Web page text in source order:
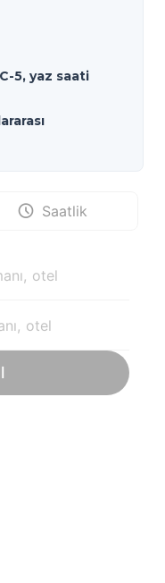
5, yaz saati